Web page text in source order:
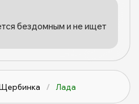
бездомным и не ищет
/ Лада